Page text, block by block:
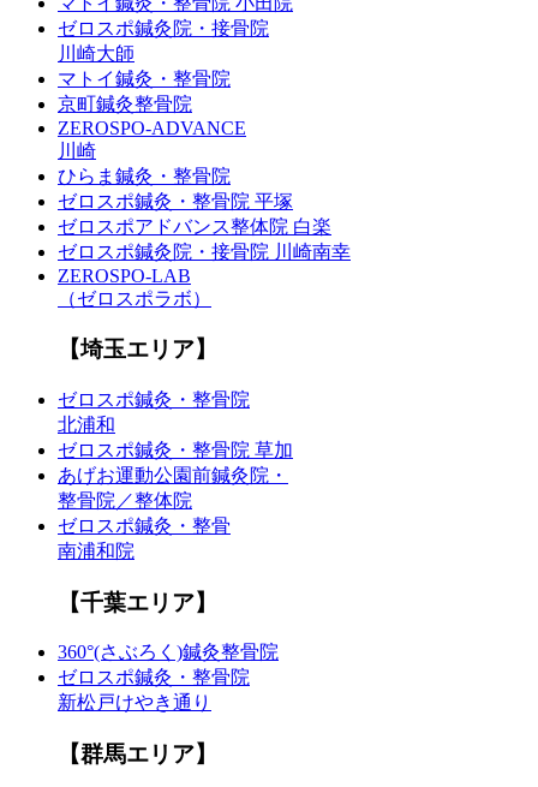
ゼロスポ鍼灸院・接骨院
川崎大師
マトイ鍼灸・整骨院
京町鍼灸整骨院
ZEROSPO-ADVANCE
川崎
ひらま鍼灸・整骨院
ゼロスポ鍼灸・整骨院 平塚
ゼロスポアドバンス整体院 白楽
ゼロスポ鍼灸院・接骨院 川崎南幸
ZEROSPO-LAB
（ゼロスポラボ）
【埼玉エリア】
ゼロスポ鍼灸・整骨院
北浦和
ゼロスポ鍼灸・整骨院 草加
あげお運動公園前鍼灸院・
整骨院／整体院
ゼロスポ鍼灸・整骨
南浦和院
【千葉エリア】
360°(さぶろく)鍼灸整骨院
ゼロスポ鍼灸・整骨院
新松戸けやき通り
【群馬エリア】